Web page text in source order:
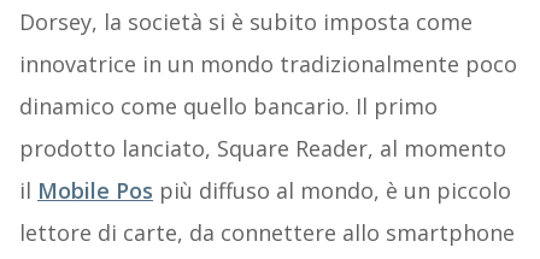
Dorsey, la società si è subito imposta come
innovatrice in un mondo tradizionalmente poco
dinamico come quello bancario. Il primo
prodotto lanciato, Square Reader, al momento
il Mobile Pos più diffuso al mondo, è un piccolo
lettore di carte, da connettere allo smartphone